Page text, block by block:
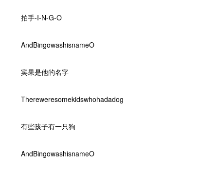
拍手-I-N-G-O
AndBingowashisnameO
宾果是他的名字
Thereweresomekidswhohadadog
有些孩子有一只狗
AndBingowashisnameO